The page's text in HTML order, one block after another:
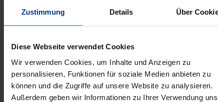
Zustimmung Details Über
Diese Webseite verwendet Cookies
Wir verwenden Cookies, um Inhalte und Anzeigen zu
personalisieren, Funktionen für soziale Medien anbieten zu
können und die Zugriffe auf unsere Website zu analysieren.
Außerdem geben wir Informationen zu Ihrer Verwendung
Bibliografische Angaben
Auflage
ISBN
978-3-7890-0918-1